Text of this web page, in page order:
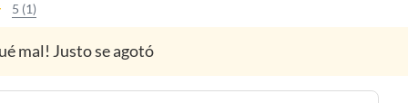
5 (1)
mal! Justo se agotó